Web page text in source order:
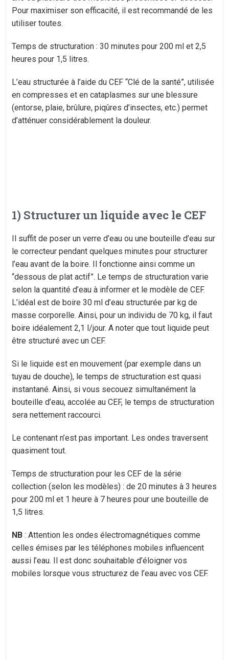
Pour maximiser son efficacité, il est recommandé de les
utiliser toutes.
Temps de structuration : 30 minutes pour 200 ml et 2,5
heures pour 1,5 litres.
L’eau structurée à l’aide du CEF “Clé de la santé”, utilisée
en compresses et en cataplasmes sur une blessure
(entorse, plaie, brûlure, piqûres d’insectes, etc.) permet
d’atténuer considérablement la douleur.
1) Structurer un liquide avec le CEF
Il suffit de poser un verre d’eau ou une bouteille d’eau sur
le correcteur pendant quelques minutes pour structurer
l’eau avant de la boire. Il fonctionne ainsi comme un
“dessous de plat actif”. Le temps de structuration varie
selon la quantité d’eau à informer et le modèle de CEF.
L’idéal est de boire 30 ml d’eau structurée par kg de
masse corporelle. Ainsi, pour un individu de 70 kg, il faut
boire idéalement 2,1 l/jour. A noter que tout liquide peut
être structuré avec un CEF.
Si le liquide est en mouvement (par exemple dans un
tuyau de douche), le temps de structuration est quasi
instantané. Ainsi, si vous secouez simultanément la
bouteille d’eau, accolée au CEF, le temps de structuration
sera nettement raccourci.
Le contenant n’est pas important. Les ondes traversent
quasiment tout.
Temps de structuration pour les CEF de la série
collection (selon les modèles) : de 20 minutes à 3 heures
pour 200 ml et 1 heure à 7 heures pour une bouteille de
1,5 litres.
NB : Attention les ondes électromagnétiques comme
celles émises par les téléphones mobiles influencent
aussi l’eau. Il est donc souhaitable d’éloigner vos
mobiles lorsque vous structurez de l’eau avec vos CEF.